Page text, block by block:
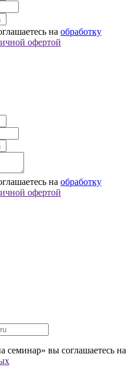
на обработку
офертой
на обработку
офертой
семинар» вы соглашаетесь на